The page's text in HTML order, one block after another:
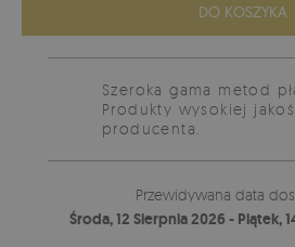
DO KOSZYKA
Szeroka gama metod
Produkty wysokiej
producenta.
Przewidywana data
Środa, 12 Sierpnia 2026 - Piątek,